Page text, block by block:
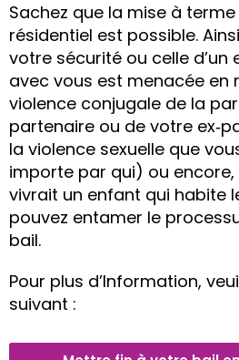
Sachez que la mise à
résidentiel est possible.
votre sécurité ou celle
avec vous est menacée en
violence conjugale de la
partenaire ou de votre
la violence sexuelle que
importe par qui) ou
vivrait un enfant qui habite
pouvez entamer le
bail.
Pour plus d’Information,
suivant :